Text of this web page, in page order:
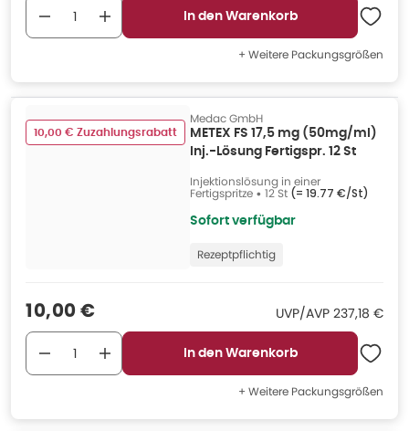
In den Warenkorb
+ Weitere Packungsgrößen
10,00 € Zuzahlungsrabatt
Medac GmbH
METEX FS 17,5 mg (50mg/ml)
Inj.-Lösung Fertigspr. 12 St
Injektionslösung in einer
Fertigspritze • 12 St (= 19.77 €/St)
Sofort verfügbar
Rezeptpflichtig
Verkaufspreis
10,00 € UVP/AVP UVP/AVP
237,18 €
In den Warenkorb
+ Weitere Packungsgrößen